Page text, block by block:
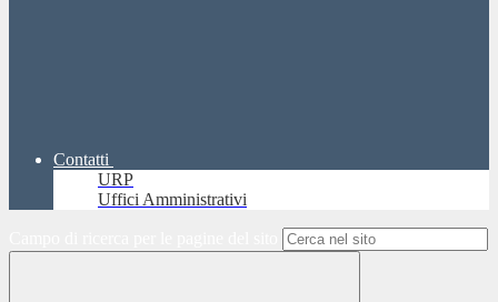
Contatti
URP
Uffici Amministrativi